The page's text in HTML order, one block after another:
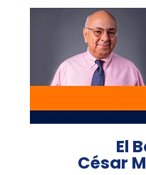
El
César